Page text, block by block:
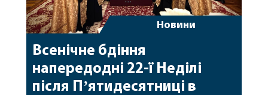
Новини
Всенічне бдіння
напередодні 22-ї Неділі
після Пʼятидесятниці в